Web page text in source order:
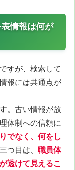
情報は何が
すが、検索して
報には共通点が
。古い情報が放
体制への信頼に
でなく、何をし
つ目は、 職員体
透けて見えるこ